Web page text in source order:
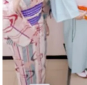
@comedy_illusion
お疲れ様です
ブログ更新し
「マジシャン
#企業公式が